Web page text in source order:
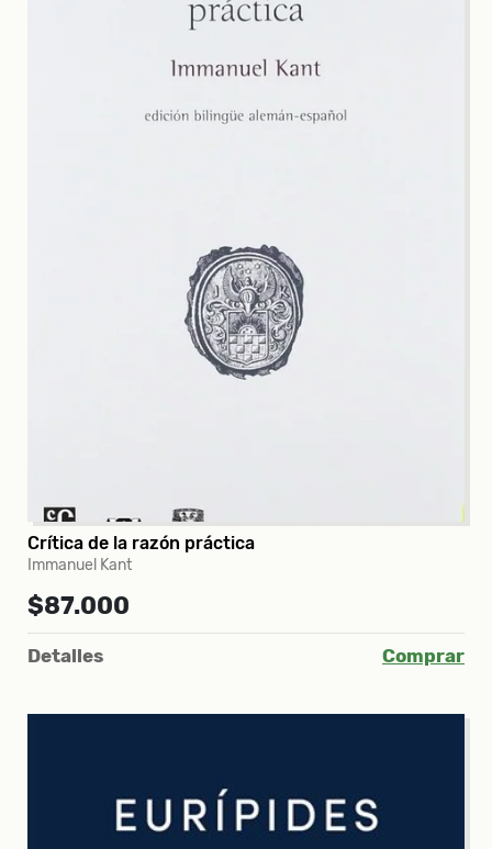
Crítica de la razón práctica
Immanuel Kant
$87.000
Detalles Comprar